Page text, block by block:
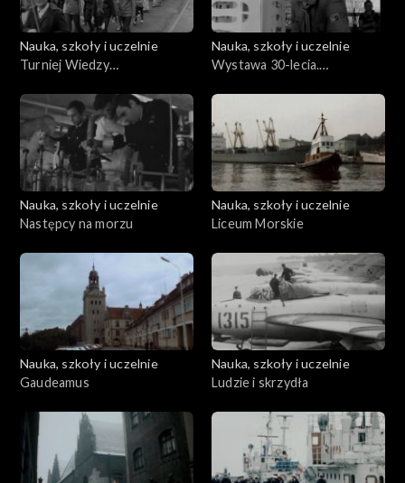
Nauka, szkoły i uczelnie
Turniej Wiedzy
Nauka, szkoły i uczelnie
Wystawa 30-lecia.
Nauka, szkoły i uczelnie
Następcy na morzu
Nauka, szkoły i uczelnie
Liceum Morskie
Nauka, szkoły i uczelnie
Gaudeamus
Nauka, szkoły i uczelnie
Ludzie i skrzydła